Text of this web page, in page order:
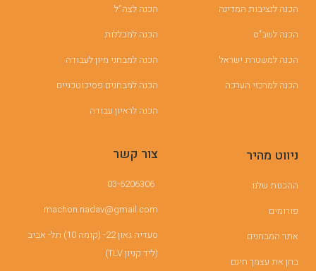
הכנה לנציבות המדינה
הכנה לשב"ס
הכנה למשטרת ישראל
הכנה למרכזי הערכה
הכנה לצה”ל
הכנה למכללות
הכנה למבחני מיון לעבודה
הכנה למבחנים פסיכוטכניים
הכנה לראיון עבודה
ניווט מהיר
ההכנות שלנו
פורומים
אתר המבחנים
בחן את עצמך חינם
צור קשר
03-6206306
machon.nadav@gmail.com
סעדיה גאון 22- (קומה 10) תל- אביב
(ליד קניון TLV)